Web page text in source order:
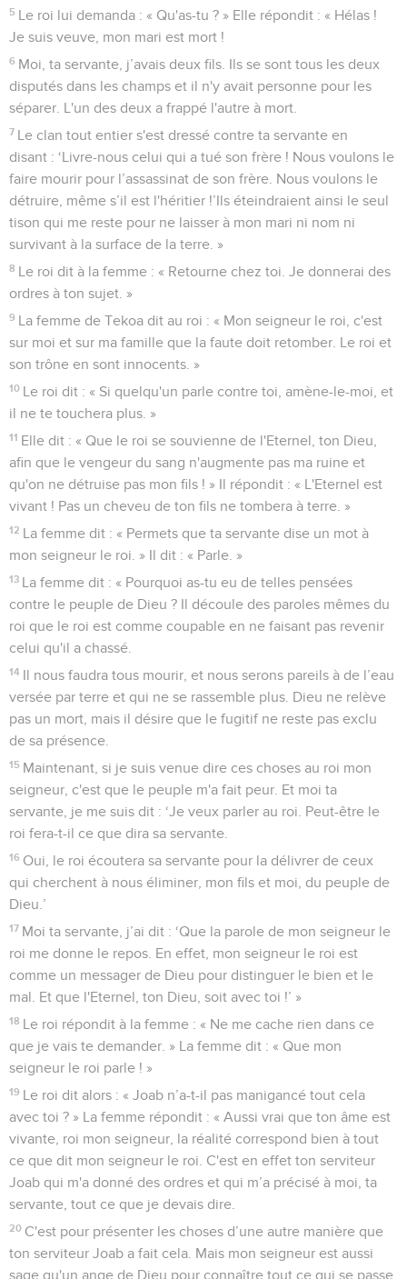
5 Le roi lui demanda : « Qu'as-tu ? » Elle répondit : « Hélas !
Je suis veuve, mon mari est mort !
6 Moi, ta servante, j’avais deux fils. Ils se sont tous les deux
disputés dans les champs et il n'y avait personne pour les
séparer. L'un des deux a frappé l'autre à mort.
7 Le clan tout entier s'est dressé contre ta servante en
disant : ‘Livre-nous celui qui a tué son frère ! Nous voulons le
faire mourir pour l’assassinat de son frère. Nous voulons le
détruire, même s’il est l'héritier !’Ils éteindraient ainsi le seul
tison qui me reste pour ne laisser à mon mari ni nom ni
survivant à la surface de la terre. »
8 Le roi dit à la femme : « Retourne chez toi. Je donnerai des
ordres à ton sujet. »
9 La femme de Tekoa dit au roi : « Mon seigneur le roi, c'est
sur moi et sur ma famille que la faute doit retomber. Le roi et
son trône en sont innocents. »
10 Le roi dit : « Si quelqu'un parle contre toi, amène-le-moi, et
il ne te touchera plus. »
11 Elle dit : « Que le roi se souvienne de l'Eternel, ton Dieu,
afin que le vengeur du sang n'augmente pas ma ruine et
qu'on ne détruise pas mon fils ! » Il répondit : « L'Eternel est
vivant ! Pas un cheveu de ton fils ne tombera à terre. »
12 La femme dit : « Permets que ta servante dise un mot à
mon seigneur le roi. » Il dit : « Parle. »
13 La femme dit : « Pourquoi as-tu eu de telles pensées
contre le peuple de Dieu ? Il découle des paroles mêmes du
roi que le roi est comme coupable en ne faisant pas revenir
celui qu'il a chassé.
14 Il nous faudra tous mourir, et nous serons pareils à de l’eau
versée par terre et qui ne se rassemble plus. Dieu ne relève
pas un mort, mais il désire que le fugitif ne reste pas exclu
de sa présence.
15 Maintenant, si je suis venue dire ces choses au roi mon
seigneur, c'est que le peuple m'a fait peur. Et moi ta
servante, je me suis dit : ‘Je veux parler au roi. Peut-être le
roi fera-t-il ce que dira sa servante.
16 Oui, le roi écoutera sa servante pour la délivrer de ceux
qui cherchent à nous éliminer, mon fils et moi, du peuple de
Dieu.’
17 Moi ta servante, j’ai dit : ‘Que la parole de mon seigneur le
roi me donne le repos. En effet, mon seigneur le roi est
comme un messager de Dieu pour distinguer le bien et le
mal. Et que l'Eternel, ton Dieu, soit avec toi !’ »
18 Le roi répondit à la femme : « Ne me cache rien dans ce
que je vais te demander. » La femme dit : « Que mon
seigneur le roi parle ! »
19 Le roi dit alors : « Joab n’a-t-il pas manigancé tout cela
avec toi ? » La femme répondit : « Aussi vrai que ton âme est
vivante, roi mon seigneur, la réalité correspond bien à tout
ce que dit mon seigneur le roi. C'est en effet ton serviteur
Joab qui m'a donné des ordres et qui m’a précisé à moi, ta
servante, tout ce que je devais dire.
20 C'est pour présenter les choses d’une autre manière que
ton serviteur Joab a fait cela. Mais mon seigneur est aussi
sage qu'un ange de Dieu pour connaître tout ce qui se passe